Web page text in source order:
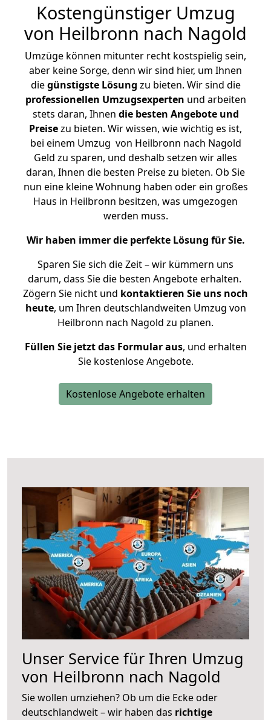
Kostengünstiger Umzug
von Heilbronn nach Nagold
Umzüge können mitunter recht kostspielig sein,
aber keine Sorge, denn wir sind hier, um Ihnen
diegünstigste Lösung zu bieten. Wir sind die
professionellen Umzugsexperten und arbeiten
stets daran, Ihnen die besten Angebote und
Preisezu bieten. Wir wissen, wie wichtig es ist,
bei einem Umzug von Heilbronn nach Nagold
Geld zu sparen, und deshalb setzen wir alles
daran, Ihnen die besten Preise zu bieten. Ob Sie
nun eine kleine Wohnung haben oder ein großes
Haus in Heilbronn besitzen, was umgezogen
werden muss.
Wir haben immer die perfekte Lösung für Sie.
Sparen Sie sich die Zeit – wir kümmern uns
darum, dass Sie die besten Angebote erhalten.
Zögern Sie nicht und kontaktieren Sie uns noch
heute, um Ihren deutschlandweiten Umzug von
Heilbronn nach Nagold zu planen.
Füllen Sie jetzt das Formular aus, und erhalten
Sie kostenlose Angebote.
Kostenlose Angebote erhalten
Unser Service für Ihren Umzug
von Heilbronn nach Nagold
Sie wollen umziehen? Ob um die Ecke oder
deutschlandweit – wir haben das richtige